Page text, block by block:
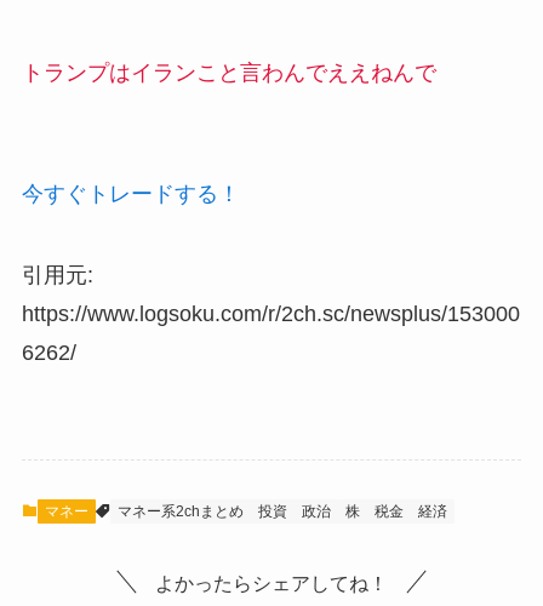
トランプはイランこと言わんでええねんで
今すぐトレードする！
引用元:
https://www.logsoku.com/r/2ch.sc/newsplus/153000
6262/
マネー マネー系2chまとめ 投資 政治 株 税金 経済
よかったらシェアしてね！